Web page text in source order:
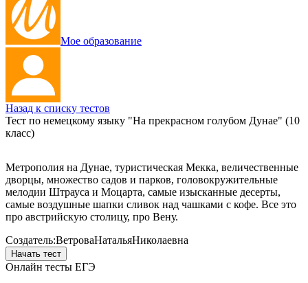
Мое образование
Назад к списку тестов
Тест по немецкому языку "На прекрасном голубом Дунае" (10
класс)
Метрополия на Дунае, туристическая Мекка, величественные
дворцы, множество садов и парков, головокружительные
мелодии Штрауса и Моцарта, самые изысканные десерты,
самые воздушные шапки сливок над чашками с кофе. Все это
про австрийскую столицу, про Вену.
Создатель:ВетроваНатальяНиколаевна
Начать тест
Онлайн тесты ЕГЭ